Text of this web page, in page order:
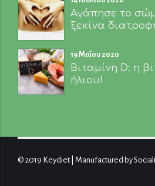
Αγάπησε το
ξεκίνα
19 Μαΐου 2020
Βιταμίνη D: η
ήλιου!
© 2019 Keydiet | Manufactured by